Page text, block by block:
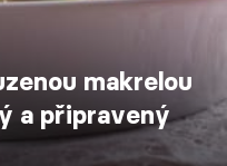
makrelou
a připravený